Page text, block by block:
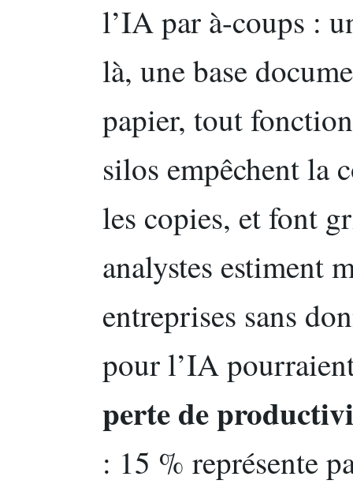
l’IA par à-coups :
là, une base
papier, tout
silos empêchent la
les copies, et font
analystes estiment
entreprises sans
pour l’IA
perte de
: 15 % représente